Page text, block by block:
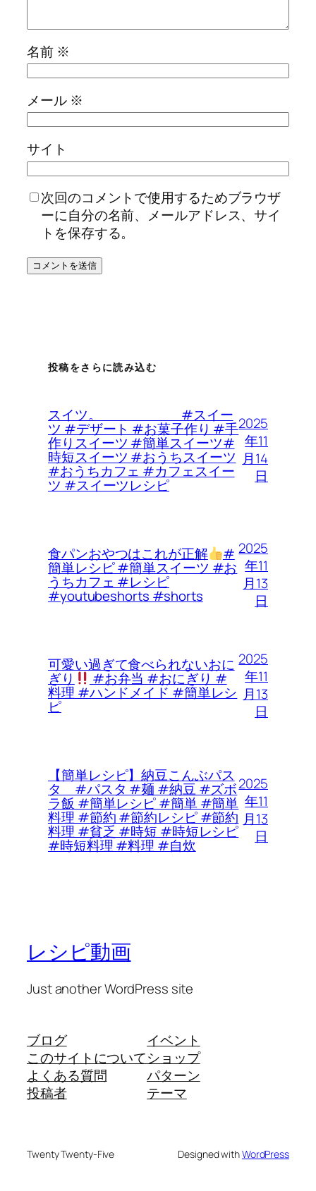
名前 ※
メール ※
サイト
次回のコメントで使用するためブラウザ
ーに自分の名前、メールアドレス、サイ
トを保存する。
投稿をさらに読み込む
スイツ。 #スイー
ツ #デザート #お菓子作り #手
作りスイーツ #簡単スイーツ#
時短スイーツ #おうちスイーツ
#おうちカフェ #カフェスイー
ツ #スイーツレシピ
2025
年11
月14
日
食パンおやつはこれが正解 #
簡単レシピ #簡単スイーツ #お
うちカフェ #レシピ
#youtubeshorts #shorts
2025
年11
月13
日
可愛い過ぎて食べられないおに
ぎり #お弁当 #おにぎり #
料理 #ハンドメイド #簡単レシ
ピ
2025
年11
月13
日
【簡単レシピ】納豆こんぶパス
タ #パスタ #麺 #納豆 #ズボ
ラ飯 #簡単レシピ #簡単 #簡単
料理 #節約 #節約レシピ #節約
料理 #貧乏 #時短 #時短レシピ
#時短料理 #料理 #自炊
2025
年11
月13
日
レシピ動画
Just another WordPress site
ブログ
このサイトについて
よくある質問
投稿者
イベント
ショップ
パターン
テーマ
Twenty Twenty-Five Designed withWordPress